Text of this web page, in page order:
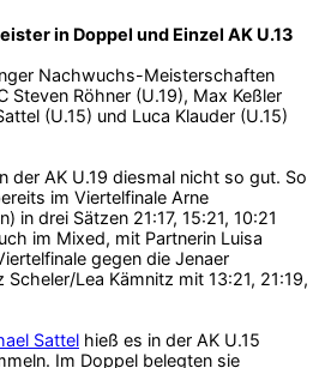
in Doppel und Einzel AK U.13
Nachwuchs-Meisterschaften
Steven Röhner (U.19), Max Keßler
(U.15) und Luca Klauder (U.15)
der AK U.19 diesmal nicht so gut. So
im Viertelfinale Arne
in drei Sätzen 21:17, 15:21, 10:21
im Mixed, mit Partnerin Luisa
gegen die Jenaer
Lea Kämnitz mit 13:21, 21:19,
Sattel hieß es in der AK U.15
Im Doppel belegten sie